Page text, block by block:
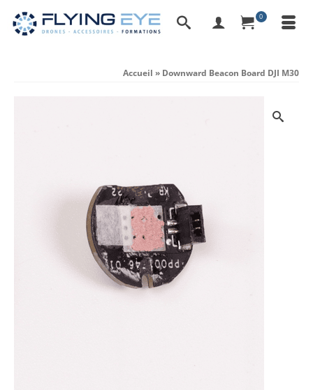
0
Accueil » Downward Beacon Board DJI M30